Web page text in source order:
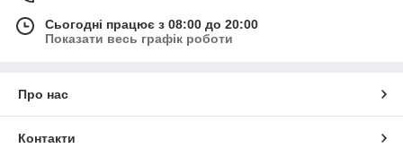
Сьогодні працює з 08:00 до 20:00
Показати весь графік роботи
Про нас
Контакти